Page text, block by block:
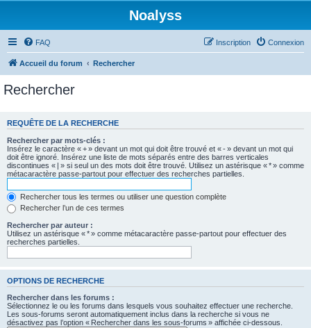
Noalyss
FAQ Connexion
Inscription
Accueil du forum Rechercher
Rechercher
REQUÊTE DE LA RECHERCHE
Rechercher par mots-clés :
Insérez le caractère « + » devant un mot qui doit être trouvé et « - » devant un mot qui
doit être ignoré. Insérez une liste de mots séparés entre des barres verticales
discontinues « | » si seul un des mots doit être trouvé. Utilisez un astérisque « * » comme
métacaractère passe-partout pour effectuer des recherches partielles.
Rechercher tous les termes ou utiliser une question complète
Rechercher l’un de ces termes
Rechercher par auteur :
Utilisez un astérisque « * » comme métacaractère passe-partout pour effectuer des
recherches partielles.
OPTIONS DE RECHERCHE
Rechercher dans les forums :
Sélectionnez le ou les forums dans lesquels vous souhaitez effectuer une recherche.
Les sous-forums seront automatiquement inclus dans la recherche si vous ne
désactivez pas l’option « Rechercher dans les sous-forums » affichée ci-dessous.